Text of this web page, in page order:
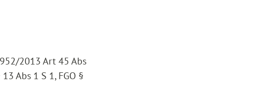
2013 Art 45 Abs
Abs 1 S 1, FGO §